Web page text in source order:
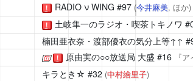
！ RADIO ν WING #97 (今井麻美, ほか)
！ 土岐隼一のラジオ・喫茶トキノワ
楠田亜衣奈・渡部優衣の気分上等↑↑
！ 原由実の○○放送局 大盛 #16 『
キラとき☆ #32 (中村繪里子)